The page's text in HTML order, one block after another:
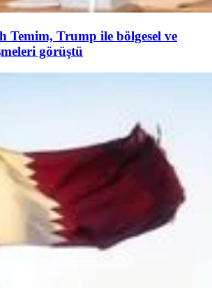
Temim, Trump ile bölgesel ve
görüştü